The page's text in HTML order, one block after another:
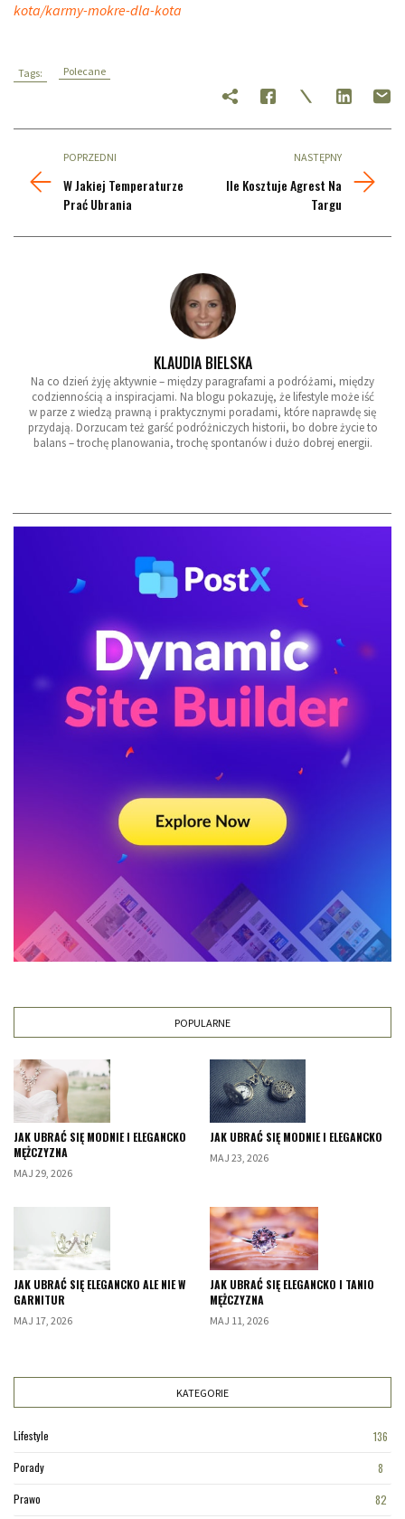
kota/karmy-mokre-dla-kota
Tags: Polecane
POPRZEDNI
W Jakiej Temperaturze
Prać Ubrania
NASTĘPNY
Ile Kosztuje Agrest Na
Targu
KLAUDIA BIELSKA
Na co dzień żyję aktywnie – między paragrafami a podróżami, między
codziennością a inspiracjami. Na blogu pokazuję, że lifestyle może iść
w parze z wiedzą prawną i praktycznymi poradami, które naprawdę się
przydają. Dorzucam też garść podróżniczych historii, bo dobre życie to
balans – trochę planowania, trochę spontanów i dużo dobrej energii.
POPULARNE
JAK UBRAĆ SIĘ MODNIE I ELEGANCKO
MĘŻCZYZNA
MAJ 29, 2026
JAK UBRAĆ SIĘ MODNIE I ELEGANCKO
MAJ 23, 2026
JAK UBRAĆ SIĘ ELEGANCKO ALE NIE W
GARNITUR
MAJ 17, 2026
JAK UBRAĆ SIĘ ELEGANCKO I TANIO
MĘŻCZYZNA
MAJ 11, 2026
KATEGORIE
Lifestyle
136
Porady
8
Prawo
82